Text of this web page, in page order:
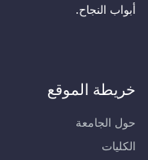
أبواب النجاح.
خريطة الموقع
حول الجامعة
الكليات